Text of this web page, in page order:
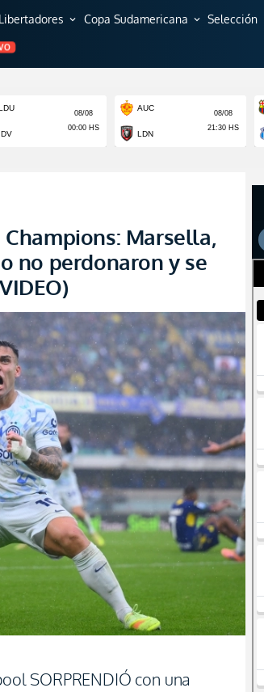
expand_more Copa Sudamericana expand_more Selección
Champions: Marsella,
no perdonaron y se
SORPRENDIÓ con una